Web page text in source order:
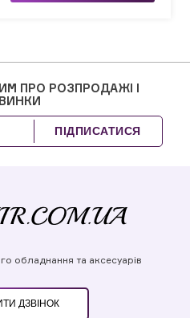
ПРО РОЗПРОДАЖІ І
ПІДПИСАТИСЯ
обладнання та аксесуарів
ДЗВІНОК